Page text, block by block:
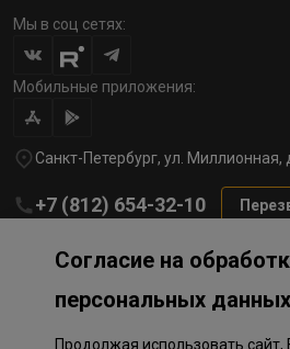
Мы в соц сетях:
Мобильные приложения:
Санкт-Петербург, ул. Миллионная,
+7 (812) 654-32-10
Политика обработки персональных данных
Согласие на
персональных данных
Продолжая использовать сайт,